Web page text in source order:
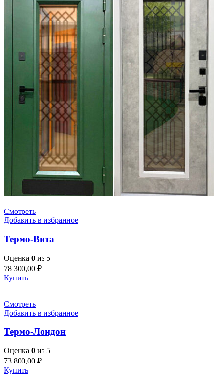
Смотреть
Добавить в избранное
Термо-Вита
Оценка 0 из 5
78 300,00 ₽
Купить
Смотреть
Добавить в избранное
Термо-Лондон
Оценка 0 из 5
73 800,00 ₽
Купить